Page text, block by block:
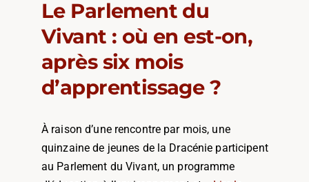
Le Parlement du
Vivant : où en est-on,
après six mois
d’apprentissage ?
À raison d’une rencontre par mois, une
quinzaine de jeunes de la Dracénie participent
au Parlement du Vivant, un programme